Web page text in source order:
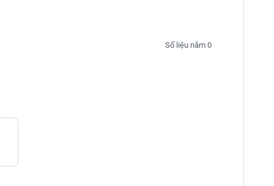
Số liệu năm 0